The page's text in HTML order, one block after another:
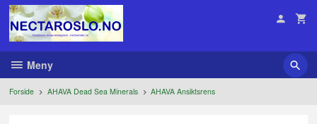
Gå
innholdet
Meny
Forside AHAVA Dead Sea Minerals AHAVA Ansiktsrens